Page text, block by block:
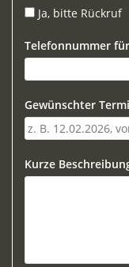
Ja, bitte Rückruf
Telefonnummer
Gewünschter
Kurze